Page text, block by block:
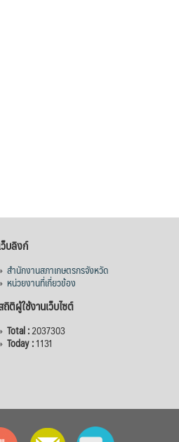
ไม่เปลี่ยนแปลง
More
คาขายดีกว่าปีก่อน
ครงการอ่างเก็บน้ำ
ว็บลิงก์
สำนักงานสภาเกษตรกรจังหวัด
หน่วยงานที่เกี่ยวข้อง
ติผู้ใช้งานเว็บไซต์
Total :2037303
Today :1131